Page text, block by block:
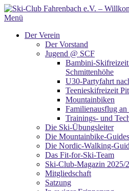
Zum
Inhalt
Menü
Der Verein
Der Vorstand
Jugend @ SCF
Bambini-
Schmittenhöhe
U30-Partyfahrt
Teenieskifreizeit
Mountainbiken
Familienausflug an
Trainings- und
Die Ski-Übungsleiter
Die Mountainbike-Guides
Die Nordic-Walking-
Das Fit-for-Ski-Team
Ski-Club-Magazin 2025/
Mitgliedschaft
Satzung